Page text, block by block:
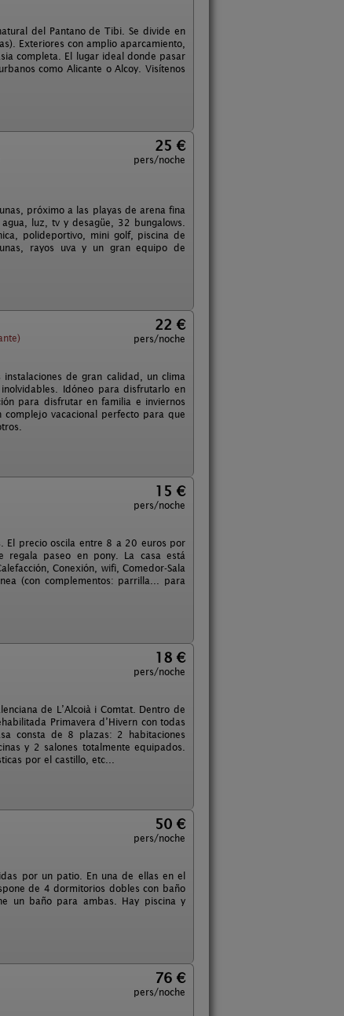
del Pantano de Tibi. Se divide en
Exteriores con amplio aparcamiento,
completa. El lugar ideal donde pasar
como Alicante o Alcoy. Visítenos
25 €
pers/noche
próximo a las playas de arena fina
luz, tv y desagüe, 32 bungalows.
polideportivo, mini golf, piscina de
rayos uva y un gran equipo de
22 €
pers/noche
de gran calidad, un clima
Idóneo para disfrutarlo en
para disfrutar en familia e inviernos
vacacional perfecto para que
15 €
pers/noche
El precio oscila entre 8 a 20 euros por
regala paseo en pony. La casa está
Conexión, wifi, Comedor-Sala
(con complementos: parrilla... para
18 €
pers/noche
de L’Alcoià i Comtat. Dentro de
Primavera d’Hivern con todas
consta de 8 plazas: 2 habitaciones
y 2 salones totalmente equipados.
por el castillo, etc...
50 €
pers/noche
por un patio. En una de ellas en el
de 4 dormitorios dobles con baño
un baño para ambas. Hay piscina y
76 €
pers/noche